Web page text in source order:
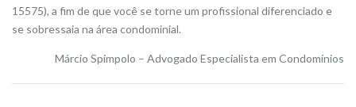
15575), a fim de que você se torne um profissional diferenciado e
se sobressaia na área condominial.
Márcio Spimpolo – Advogado Especialista em Condomínios